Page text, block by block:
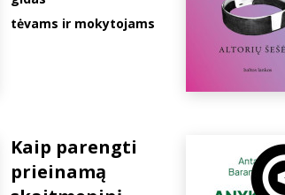
tėvams ir mokytojams
Kaip parengti
prieinamą